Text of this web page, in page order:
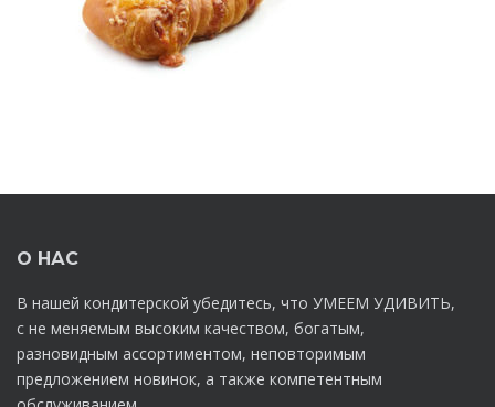
О НАС
В нашей кондитерской убедитесь, что УМЕЕМ УДИВИТЬ,
с не меняемым высоким качеством, богатым,
разновидным ассортиментом, неповторимым
предложением новинок, а также компетентным